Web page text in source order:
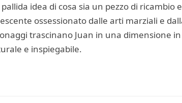
idea di cosa sia un pezzo di ricambio
ossessionato dalle arti marziali e
trascinano Juan in una dimensione
e inspiegabile.